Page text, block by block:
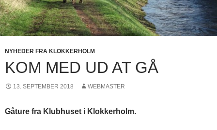
NYHEDER FRA KLOKKERHOLM
KOM MED UD AT GÅ
13. SEPTEMBER 2018 WEBMASTER
Gåture fra Klubhuset i Klokkerholm.